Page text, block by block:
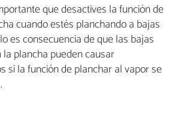
que desactives la función de
cuando estés planchando a bajas
es consecuencia de que las bajas
plancha pueden causar
si la función de planchar al vapor se